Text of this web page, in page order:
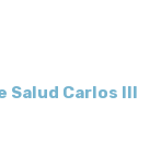
Carlos III